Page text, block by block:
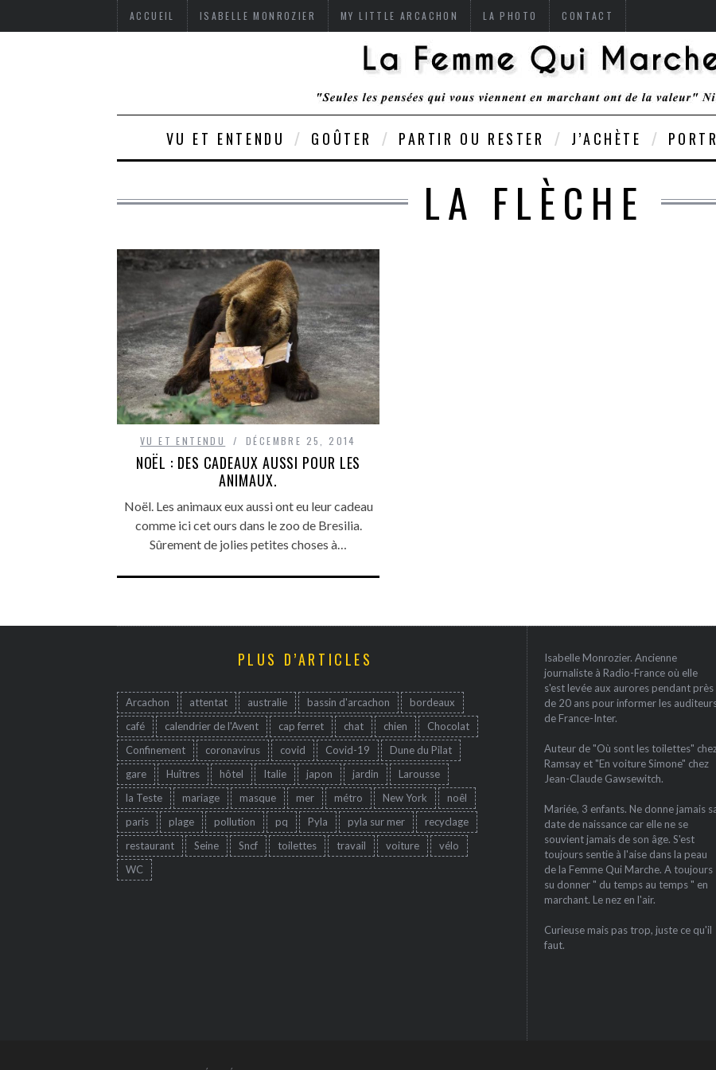
ACCUEIL ISABELLE MONROZIER MY LITTLE ARCACHON LA PHOTO CONTACT
VU ET ENTENDU GOÛTER PARTIR OU RESTER J’ACHÈTE
LA FLÈCHE
VU ET ENTENDU DÉCEMBRE 25, 2014
NOËL : DES CADEAUX AUSSI POUR LES
ANIMAUX.
Noël. Les animaux eux aussi ont eu leur cadeau
comme ici cet ours dans le zoo de Bresilia.
Sûrement de jolies petites choses à…
PLUS D’ARTICLES
Arcachon attentat australie bassin d'arcachon
bordeaux
café
calendrier de l'Avent cap ferret chat chien
Chocolat
Confinement
coronavirus covid Covid-19
Dune du Pilat
gare
Huîtres hôtel Italie japon jardin
Larousse
la Teste
mariage masque mer métro New York
noêl
paris
plage pollution pq Pyla pyla sur mer
recyclage
restaurant
Seine Sncf toilettes travail voiture
vélo
WC
Isabelle Monrozier. Ancienne
journaliste à Radio-France où elle
s'est levée aux aurores pendant près
de 20 ans pour informer les
de France-Inter.
Auteur de "Où sont les toilettes"
Ramsay et "En voiture Simone" chez
Jean-Claude Gawsewitch.
Mariée, 3 enfants. Ne donne jamais
date de naissance car elle ne se
souvient jamais de son âge. S'est
toujours sentie à l'aise dans la peau
de la Femme Qui Marche. A toujours
su donner " du temps au temps " en
marchant. Le nez en l'air.
Curieuse mais pas trop, juste ce qu'il
faut.